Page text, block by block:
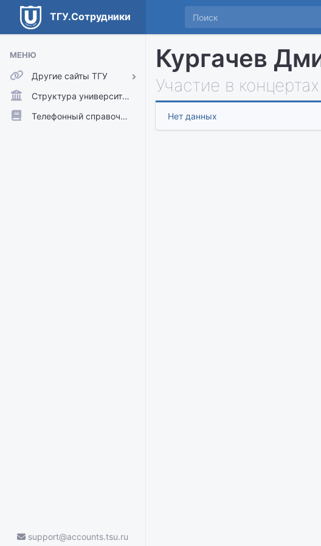
ТГУ.Сотрудники
МЕНЮ
Другие сайты ТГУ
ТГУ.Аккаунты
ТГУ.Расписание
Структура университета
Телефонный справочник
support@accounts.tsu.ru
Кургачев
Участие в концертах
Нет данных